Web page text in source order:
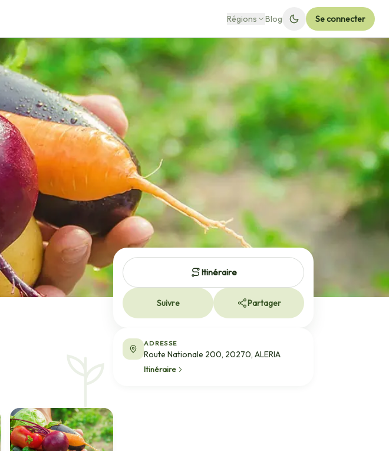
Régions Blog Se connecter
Itinéraire
Suivre Partager
ADRESSE
Route Nationale 200, 20270, ALERIA
Itinéraire